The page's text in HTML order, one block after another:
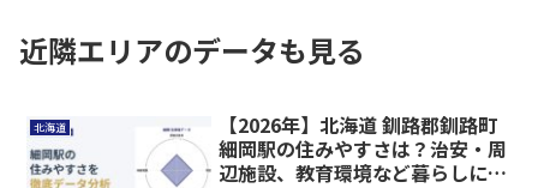
近隣エリアのデータも見る
北海道
【2026年】北海道 釧路郡釧路町
細岡駅の住みやすさは？治安・周
辺施設、教育環境など暮らしに関